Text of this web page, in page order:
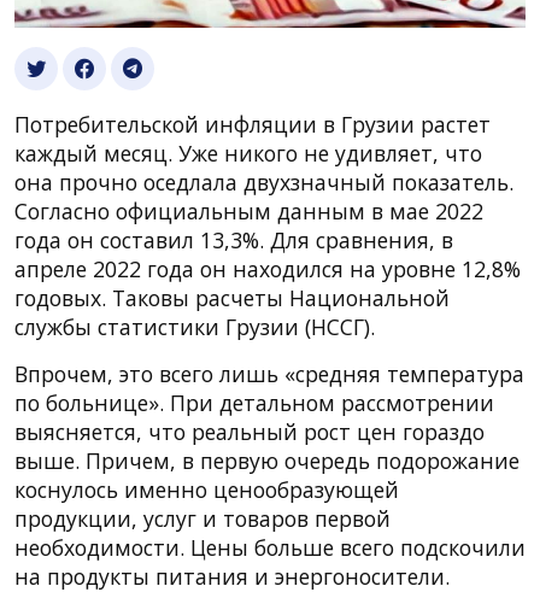
Потребительской инфляции в Грузии растет
каждый месяц. Уже никого не удивляет, что
она прочно оседлала двухзначный показатель.
Согласно официальным данным в мае 2022
года он составил 13,3%. Для сравнения, в
апреле 2022 года он находился на уровне 12,8%
годовых. Таковы расчеты Национальной
службы статистики Грузии (НССГ).
Впрочем, это всего лишь «средняя температура
по больнице». При детальном рассмотрении
выясняется, что реальный рост цен гораздо
выше. Причем, в первую очередь подорожание
коснулось именно ценообразующей
продукции, услуг и товаров первой
необходимости. Цены больше всего подскочили
на продукты питания и энергоносители.